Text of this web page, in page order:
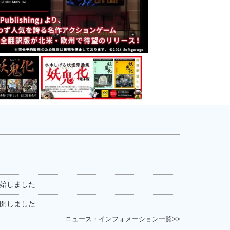
しました
しました
ニュース・インフォメーション一覧>>